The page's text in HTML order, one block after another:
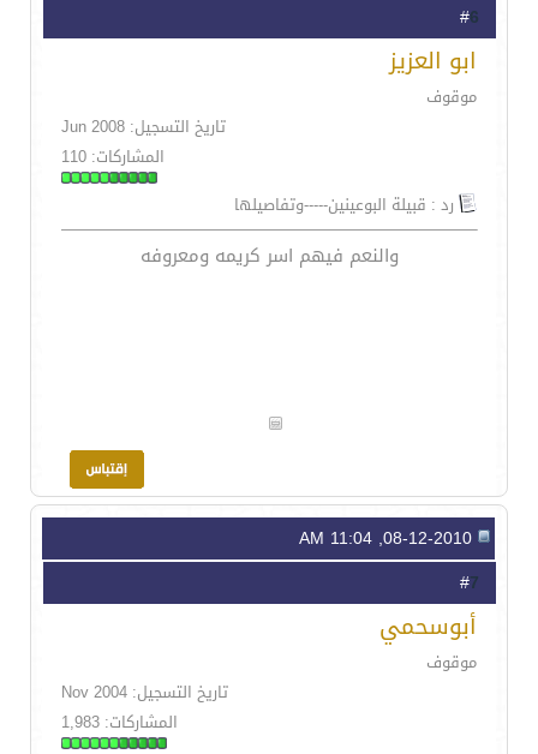
6
ابو العزيز
موقوف
تاريخ التسجيل: Jun 2008
المشاركات: 110
رد : قبيلة البوعينين-----وتفاصيلها
والنعم فيهم اسر كريمه ومعروفه
7
أبوسحمي
موقوف
تاريخ التسجيل: Nov 2004
المشاركات: 1,983